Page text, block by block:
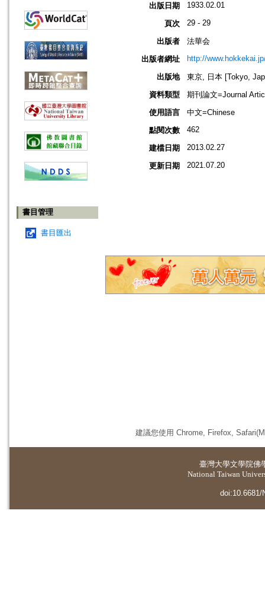
書目管理
書目匯出
出版日期 1933.02.01
頁次 29 - 29
出版者
法華会
出版者網址
http://
出版地
東京, 日本 [Tokyo,
資料類型
期刊論文=Journal
使用語言
中文=Chinese
點閱次數
462
建檔日期 2013.02.27
更新日期 2021.07.20
建議您使用 Chrome, Firefox,
臺灣大學文學院佛
National Taiwan
doi:10.6681/